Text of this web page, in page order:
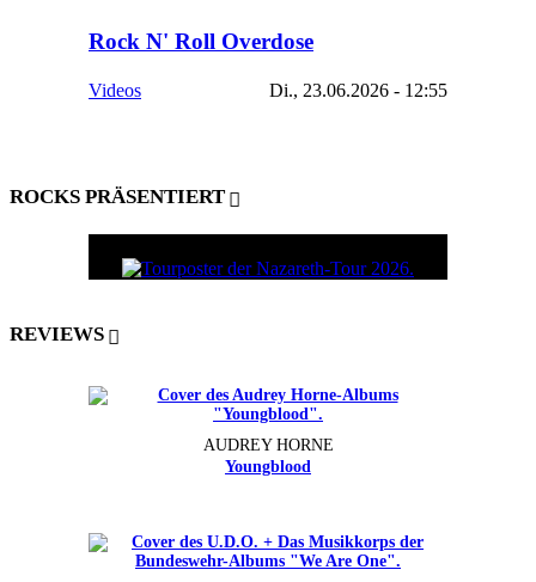
Rock N' Roll Overdose
Videos Di., 23.06.2026 - 12:55
ROCKS PRÄSENTIERT
REVIEWS
AUDREY HORNE
Youngblood